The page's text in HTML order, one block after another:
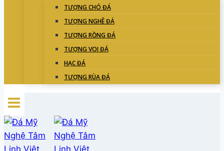
TƯỢNG CHÓ ĐÁ
TƯỢNG NGHÊ ĐÁ
TƯỢNG RỒNG ĐÁ
TƯỢNG VOI ĐÁ
HẠC ĐÁ
TƯỢNG RÙA ĐÁ